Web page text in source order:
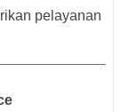
pelayanan